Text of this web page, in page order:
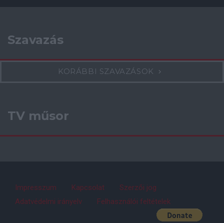
Szavazás
KORÁBBI SZAVAZÁSOK
TV műsor
Impresszum Kapcsolat
Szerzői jog
Adatvédelmi irányelv
Felhasználói feltételek